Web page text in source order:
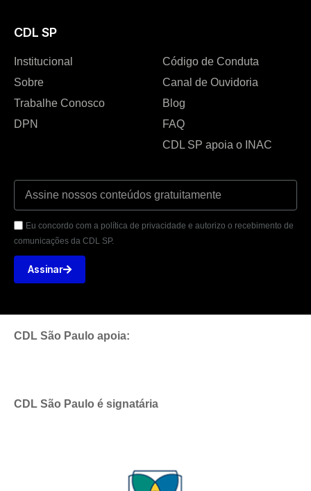
CDL SP
Institucional
Sobre
Trabalhe Conosco
DPN
Código de Conduta
Canal de Ouvidoria
Blog
FAQ
CDL SP apoia o INAC
Eu concordo com a política de privacidade e autorizo o recebimento de
comunicações da CDL SP.
Assinar
CDL São Paulo apoia:
CDL São Paulo é signatária